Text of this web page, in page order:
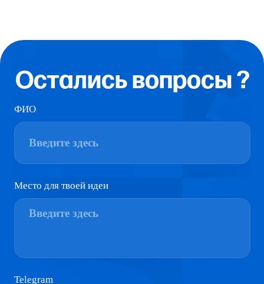
Главная
Разделы
Соц. сети
Международное
сообщество
Молодёжные
организации
Патриотическое